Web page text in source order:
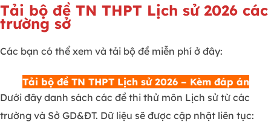
Tải bộ đề TN THPT Lịch sử 2026 các
trường sở
Các bạn có thể xem và tải bộ đề miễn phí ở đây:
Tải bộ đề TN THPT Lịch sử 2026 – Kèm đáp án
Dưới đây danh sách các đề thi thử môn Lịch sử từ các
trường và Sở GD&ĐT. Dữ liệu sẽ được cập nhật liên tục: